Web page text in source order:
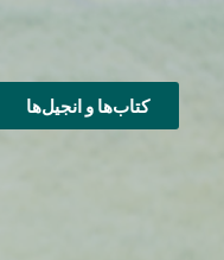
کتاب‌ها و انجیل‌ها